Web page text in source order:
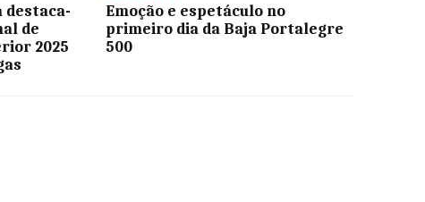
destaca-
de
2025
Emoção e espetáculo no
primeiro dia da Baja Portalegre
500